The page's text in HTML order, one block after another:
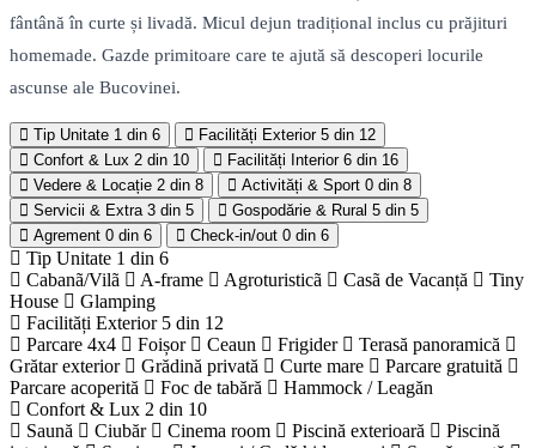
fântână în curte și livadă. Micul dejun tradițional inclus cu prăjituri
homemade. Gazde primitoare care te ajută să descoperi locurile
ascunse ale Bucovinei.
Tip Unitate 1 din 6 Facilități Exterior 5 din 12
Confort & Lux 2 din 10 Facilități Interior 6 din 16
Vedere & Locație 2 din 8 Activități & Sport 0 din 8
Servicii & Extra 3 din 5 Gospodărie & Rural 5 din 5
Agrement 0 din 6 Check-in/out 0 din 6
Tip Unitate 1 din 6
Cabanã/Vilã
A-frame Agroturisticã Casã de Vacanță
Tiny
House
Glamping
Facilități Exterior 5 din 12
Parcare 4x4
Foișor Ceaun Frigider
Terasă panoramică
Grătar exterior
Grădină privată Curte mare
Parcare gratuită
Parcare acoperită
Foc de tabără
Hammock / Leagăn
Confort & Lux 2 din 10
Saună
Ciubăr Cinema room Piscină exterioară
Piscină